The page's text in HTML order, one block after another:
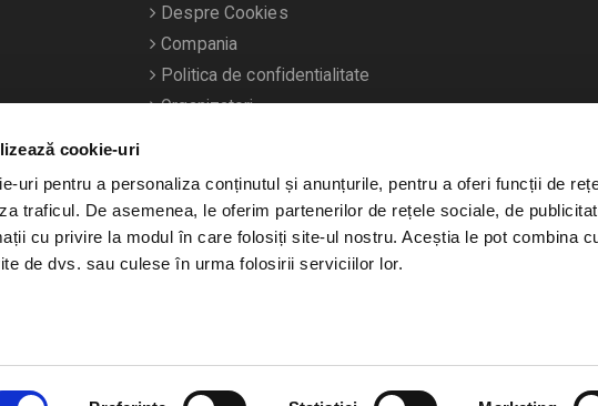
cookie-uri
uri pentru a personaliza conținutul și anunțurile, pentru a oferi funcții de
traficul. De asemenea, le oferim partenerilor de rețele sociale, de
cu privire la modul în care folosiți site-ul nostru. Aceștia le pot combina
de dvs. sau culese în urma folosirii serviciilor lor.
Despre Cookies
Compania
Politica de confidentialitate
Organizatori